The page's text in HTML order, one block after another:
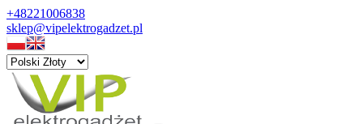
+48221006838
sklep@vipelektrogadzet.pl